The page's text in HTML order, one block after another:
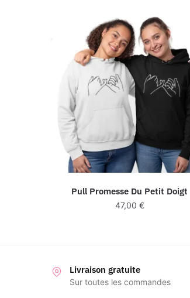
Pull Promesse Du Petit Doigt
47,00 €
Livraison gratuite
Sur toutes les commandes